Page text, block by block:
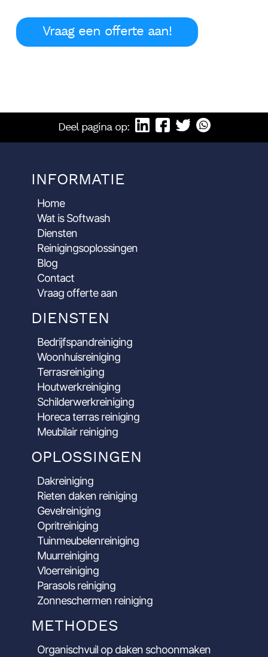
Vraag een offerte aan!
Deel pagina op:
INFORMATIE
Home
Wat is Softwash
Diensten
Reinigingsoplossingen
Blog
Contact
Vraag offerte aan
DIENSTEN
Bedrijfspandreiniging
Woonhuisreiniging
Terrasreiniging
Houtwerkreiniging
Schilderwerkreiniging
Horeca terras reiniging
Meubilair reiniging
OPLOSSINGEN
Dakreiniging
Rieten daken reiniging
Gevelreiniging
Opritreiniging
Tuinmeubelenreiniging
Muurreiniging
Vloerreiniging
Parasols reiniging
Zonneschermen reiniging
METHODES
Organischvuil op daken schoonmaken